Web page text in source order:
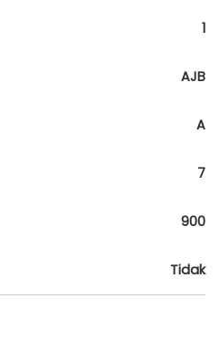
1
AJB
A
7
900
Tidak